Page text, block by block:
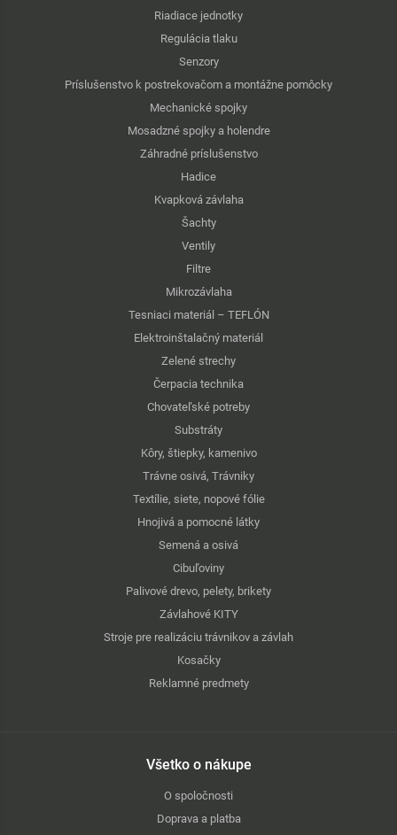
Riadiace jednotky
Regulácia tlaku
Senzory
Príslušenstvo k postrekovačom a montážne pomôcky
Mechanické spojky
Mosadzné spojky a holendre
Záhradné príslušenstvo
Hadice
Kvapková závlaha
Šachty
Ventily
Filtre
Mikrozávlaha
Tesniaci materiál – TEFLÓN
Elektroinštalačný materiál
Zelené strechy
Čerpacia technika
Chovateľské potreby
Substráty
Kôry, štiepky, kamenivo
Trávne osivá, Trávniky
Textílie, siete, nopové fólie
Hnojivá a pomocné látky
Semená a osivá
Cibuľoviny
Palivové drevo, pelety, brikety
Závlahové KITY
Stroje pre realizáciu trávnikov a závlah
Kosačky
Reklamné predmety
Všetko o nákupe
O spoločnosti
Doprava a platba